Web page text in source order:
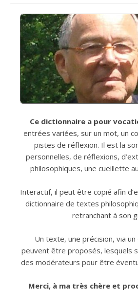
Ce dictionnaire a pour
entrées variées, sur un mot, un
pistes de réflexion. Il est la
personnelles, de réflexions,
philosophiques, une cueillette
Interactif, il peut être copié afin
dictionnaire de textes
retranchant à son
Un texte, une précision, via
peuvent être proposés, lesquels
des modérateurs pour être
Merci, à ma très chère et